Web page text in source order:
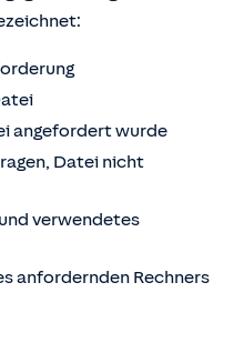
angefordert wurde
Datei nicht
verwendetes
anfordernden Rechners